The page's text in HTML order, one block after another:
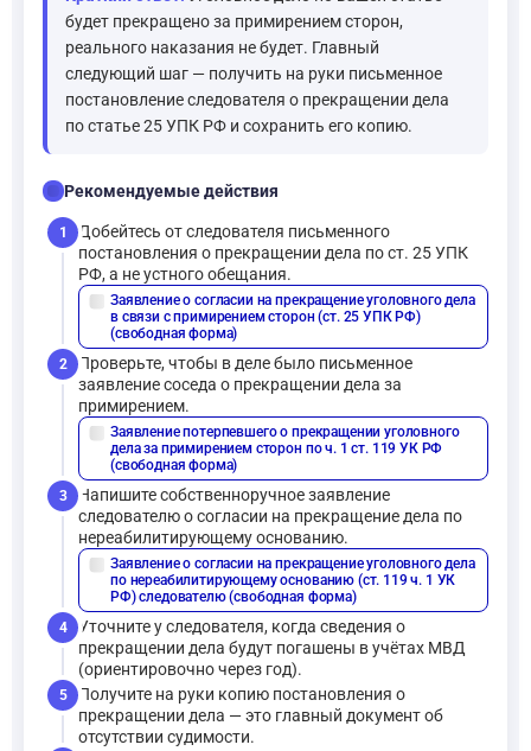
будет прекращено за примирением сторон,
реального наказания не будет. Главный
следующий шаг — получить на руки письменное
постановление следователя о прекращении дела
по статье 25 УПК РФ и сохранить его копию.
checklistРекомендуемые действия
1
Добейтесь от следователя письменного
постановления о прекращении дела по ст. 25 УПК
РФ, а не устного обещания.
Заявление о согласии на прекращение уголовного дела
в связи с примирением сторон (ст. 25 УПК РФ)
(свободная форма)
2
Проверьте, чтобы в деле было письменное
заявление соседа о прекращении дела за
примирением.
Заявление потерпевшего о прекращении уголовного
дела за примирением сторон по ч. 1 ст. 119 УК РФ
(свободная форма)
3
Напишите собственноручное заявление
следователю о согласии на прекращение дела по
нереабилитирующему основанию.
Заявление о согласии на прекращение уголовного дела
по нереабилитирующему основанию (ст. 119 ч. 1 УК
РФ) следователю (свободная форма)
4
Уточните у следователя, когда сведения о
прекращении дела будут погашены в учётах МВД
(ориентировочно через год).
5
Получите на руки копию постановления о
прекращении дела — это главный документ об
отсутствии судимости.